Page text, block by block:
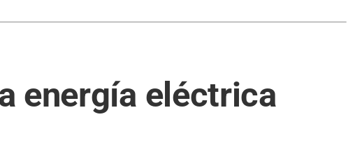
energía eléctrica